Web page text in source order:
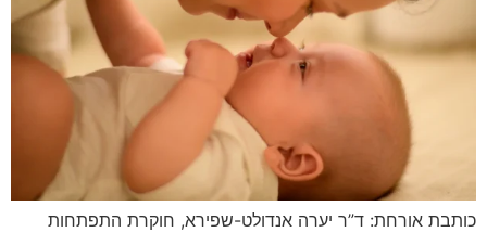
כותבת אורחת: ד”ר יערה אנדולט-שפירא, חוקרת התפתחות